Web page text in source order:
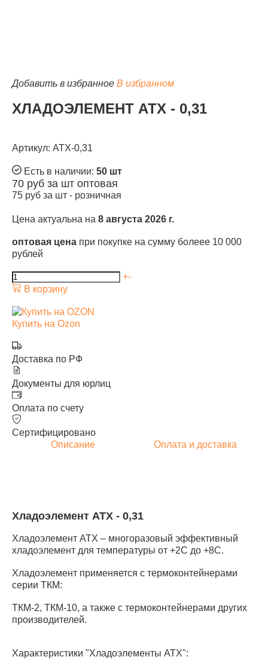
Добавить в избранное В избранном
ХЛАДОЭЛЕМЕНТ АТХ - 0,31
Артикул: АТХ-0,31
Есть в наличии: 50 шт
70 руб за шт оптовая
75 руб за шт - розничная
Цена актуальна на 8 августа 2026 г.
оптовая цена при покупке на сумму болеее 10 000
рублей
+-
В корзину
Купить на Ozon
Доставка по РФ
Документы для юрлиц
Оплата по счету
Сертифицировано
Описание
Оплата и доставка
Хладоэлемент АТХ - 0,31
Хладоэлемент АТХ – многоразовый эффективный
хладоэлемент для температуры от +2С до +8С.
Хладоэлемент применяется с термоконтейнерами
серии ТКМ:
ТКМ-2, ТКМ-10, а также с термоконтейнерами других
производителей.
Характеристики "Хладоэлементы АТХ":